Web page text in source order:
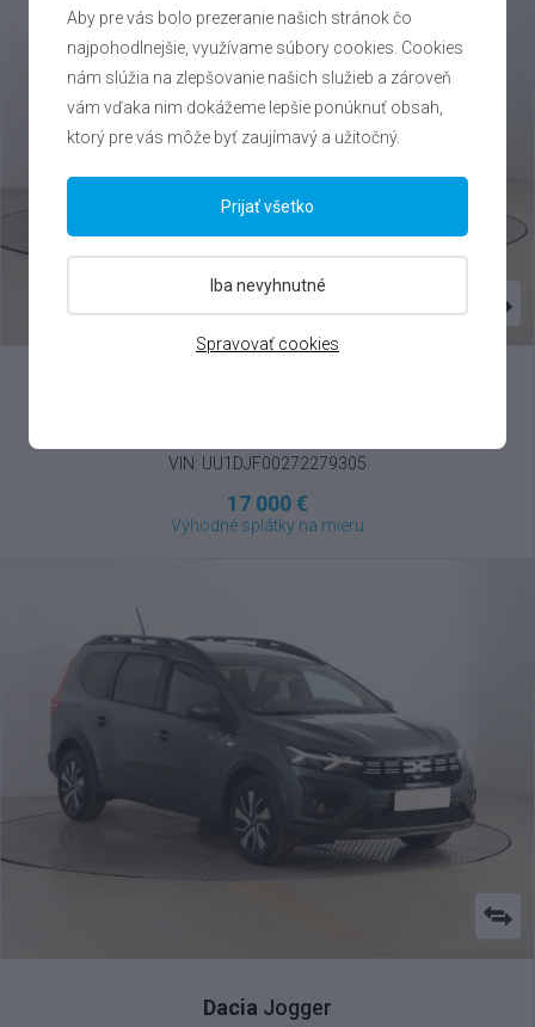
VIN: UU1DJF00272279305
17 000 €
Výhodné splátky na mieru
Dacia Jogger
Aby pre vás bolo prezeranie našich stránok čo
najpohodlnejšie, využívame súbory cookies. Cookies
nám slúžia na zlepšovanie našich služieb a zároveň
vám vďaka nim dokážeme lepšie ponúknuť obsah,
ktorý pre vás môže byť zaujímavý a užitočný.
Spravovať cookies
Iba nevyhnutné
Prijať všetko